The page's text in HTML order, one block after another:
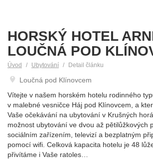
HORSKÝ HOTEL
LOUČNÁ POD
Úvod Ubytování Detail článku
Loučná pod Klínovcem
Vítejte v našem horském hotelu rodinného
v malebné vesničce Háj pod Klínovcem, a
Vaše očekávání na ubytování v Krušných
možnost ubytování ve dvou až pětilůžkových
sociálním zařízením, televizí a bezplatným
pomocí wifi. Celková kapacita hotelu je 48
přivítáme i Vaše ratoles…